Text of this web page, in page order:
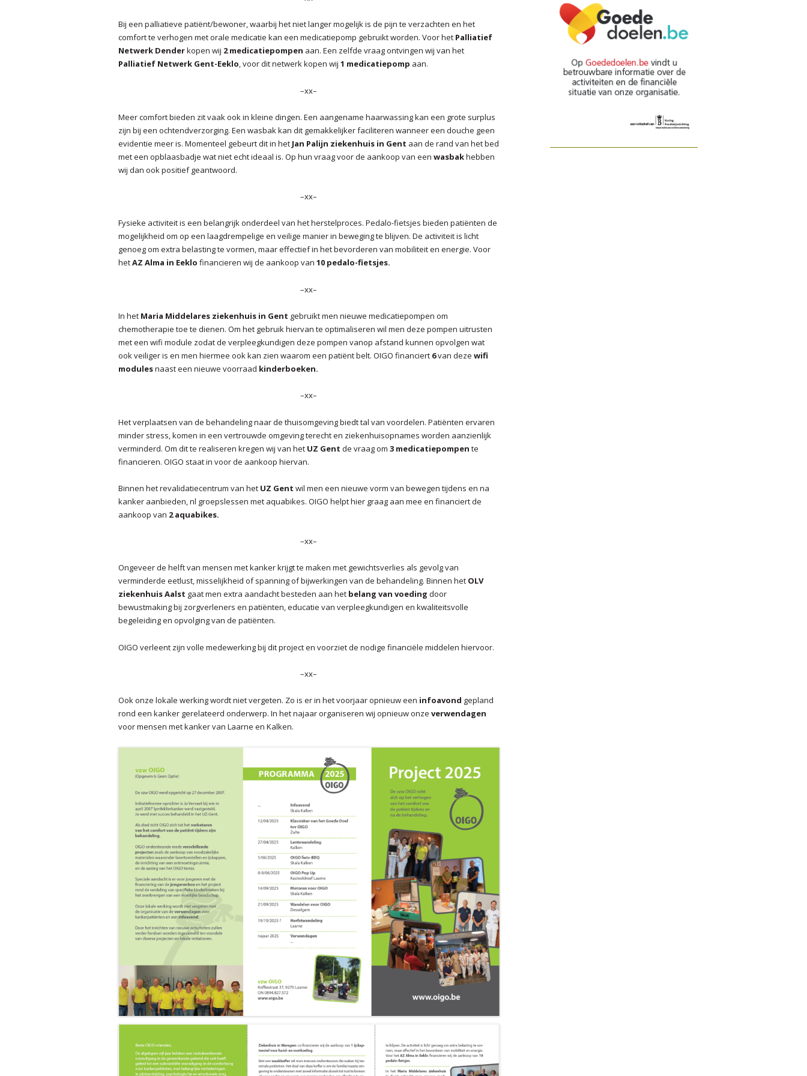
Bij een palliatieve patiënt/bewoner, waarbij het niet langer mogelijk is de pijn te verzachten en het
comfort te verhogen met orale medicatie kan een medicatiepomp gebruikt worden. Voor het Palliatief
Netwerk Denderkopen wij 2 medicatiepompen aan. Een zelfde vraag ontvingen wij van het
Palliatief Netwerk Gent-Eeklo, voor dit netwerk kopen wij 1 medicatiepomp aan.
–xx–
Meer comfort bieden zit vaak ook in kleine dingen. Een aangename haarwassing kan een grote surplus
zijn bij een ochtendverzorging. Een wasbak kan dit gemakkelijker faciliteren wanneer een douche geen
evidentie meer is. Momenteel gebeurt dit in het Jan Palijn ziekenhuis in Gent aan de rand van het bed
met een opblaasbadje wat niet echt ideaal is. Op hun vraag voor de aankoop van eenwasbakhebben
wij dan ook positief geantwoord.
–xx–
Fysieke activiteit is een belangrijk onderdeel van het herstelproces. Pedalo-fietsjes bieden patiënten de
mogelijkheid om op een laagdrempelige en veilige manier in beweging te blijven. De activiteit is licht
genoeg om extra belasting te vormen, maar effectief in het bevorderen van mobiliteit en energie. Voor
hetAZ Alma in Eeklo financieren wij de aankoop van10 pedalo-fietsjes.
–xx–
In het Maria Middelares ziekenhuis in Gent gebruikt men nieuwe medicatiepompen om
chemotherapie toe te dienen. Om het gebruik hiervan te optimaliseren wil men deze pompen uitrusten
met een wifi module zodat de verpleegkundigen deze pompen vanop afstand kunnen opvolgen wat
ook veiliger is en men hiermee ook kan zien waarom een patiënt belt. OIGO financiert 6van dezewifi
modulesnaast een nieuwe voorraad kinderboeken.
–xx–
Het verplaatsen van de behandeling naar de thuisomgeving biedt tal van voordelen. Patiënten ervaren
minder stress, komen in een vertrouwde omgeving terecht en ziekenhuisopnames worden aanzienlijk
verminderd. Om dit te realiseren kregen wij van het UZ Gent de vraag om3 medicatiepompente
financieren. OIGO staat in voor de aankoop hiervan.
Binnen het revalidatiecentrum van het UZ Gent wil men een nieuwe vorm van bewegen tijdens en na
kanker aanbieden, nl groepslessen met aquabikes. OIGO helpt hier graag aan mee en financiert de
aankoop van 2 aquabikes.
–xx–
Ongeveer de helft van mensen met kanker krijgt te maken met gewichtsverlies als gevolg van
verminderde eetlust, misselijkheid of spanning of bijwerkingen van de behandeling. Binnen het OLV
ziekenhuis Aalst gaat men extra aandacht besteden aan het belang van voeding door
bewustmaking bij zorgverleners en patiënten, educatie van verpleegkundigen en kwaliteitsvolle
begeleiding en opvolging van de patiënten.
OIGO verleent zijn volle medewerking bij dit project en voorziet de nodige financiële middelen hiervoor.
–xx–
Ook onze lokale werking wordt niet vergeten. Zo is er in het voorjaar opnieuw een infoavond gepland
rond een kanker gerelateerd onderwerp. In het najaar organiseren wij opnieuw onzeverwendagen
voor mensen met kanker van Laarne en Kalken.